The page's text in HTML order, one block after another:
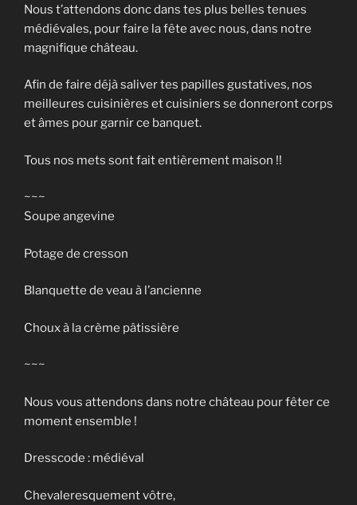
Nous t’attendons donc dans tes plus belles tenues
médiévales, pour faire la fête avec nous, dans notre
magnifique château.
Afin de faire déjà saliver tes papilles gustatives, nos
meilleures cuisinières et cuisiniers se donneront corps
et âmes pour garnir ce banquet.
Tous nos mets sont fait entièrement maison !!
~~~
Soupe angevine
Potage de cresson
Blanquette de veau à l’ancienne
Choux à la crème pâtissière
~~~
Nous vous attendons dans notre château pour fêter ce
moment ensemble !
Dresscode : médiéval
Chevaleresquement vôtre,